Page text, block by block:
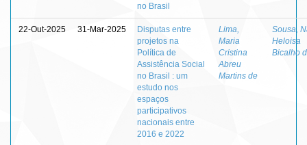
no Brasil
22-Out-2025 31-Mar-2025
Disputas entre
projetos na
Política de
Assistência Social
no Brasil : um
estudo nos
espaços
participativos
nacionais entre
2016 e 2022
Lima,
Maria
Cristina
Abreu
Martins de
Sousa,
Heloisa
Bicalho